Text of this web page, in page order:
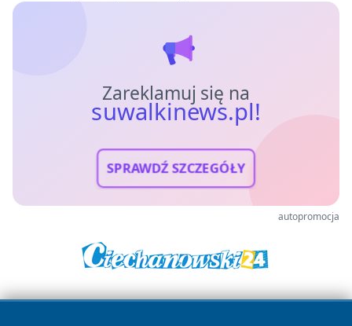
Zareklamuj się na
suwalkinews.pl!
SPRAWDŹ SZCZEGÓŁY
autopromocja